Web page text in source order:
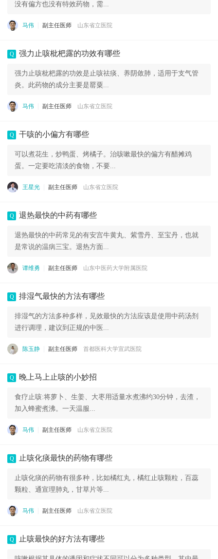
没有偏方也没有特效药物，需...
马伟 副主任医师 山东省立医院
Q 强力止咳枇杷露的功效有哪些
强力止咳枇杷露的功效是止咳祛痰、养阴敛肺，适用于支气管
炎。此药物的成分主要是罂粟...
马伟 副主任医师 山东省立医院
Q 干咳的小偏方有哪些
可以煮花生，炒鸭蛋、烤橘子。治咳嗽最快的偏方有醋摊鸡
蛋。一定要吃清淡的食物，不要...
王星光 副主任医师 山东省立医院
Q 退热最快的中药有哪些
退热最快的中药常见的有安宫牛黄丸、紫雪丹、至宝丹，也就
是常说的温病三宝。退热方面...
谭维勇 副主任医师 山东中医药大学附属医院
Q 排湿气最快的方法有哪些
排湿气的方法多种多样，见效最快的方法应该是使用中药汤剂
进行调理，建议到正规的中医...
陈玉静 副主任医师 首都医科大学宣武医院
Q 晚上马上止咳的小妙招
食疗止咳:将萝卜、生姜、大枣用适量水煮沸约30分钟，去渣，
加入蜂蜜煮沸。一天温服...
马伟 副主任医师 山东省立医院
Q 止咳化痰最快的药物有哪些
止咳化痰的药物有很多种，比如橘红丸，橘红止咳颗粒，百蕊
颗粒、通宣理肺丸，甘草片等...
马伟 副主任医师 山东省立医院
Q 止咳最快的好方法有哪些